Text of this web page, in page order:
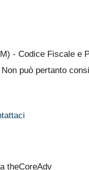
- Codice Fiscale e
può pertanto
theCoreAdv